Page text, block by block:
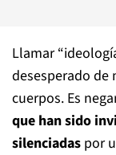
Llamar
desesperado
cuerpos. Es
que han sido
silenciadas por